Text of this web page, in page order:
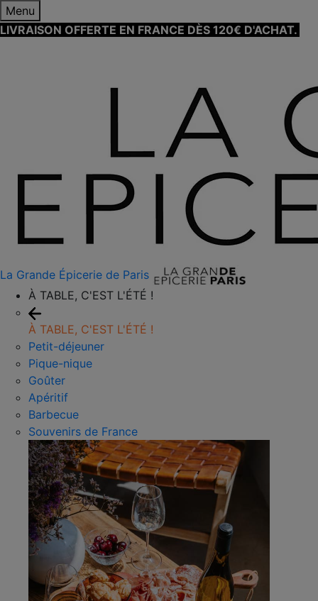
Menu
LIVRAISON OFFERTE EN FRANCE DÈS 120€ D'ACHAT.
La Grande Épicerie de Paris
À TABLE, C'EST L'ÉTÉ !
À TABLE, C'EST L'ÉTÉ !
Petit-déjeuner
Pique-nique
Goûter
Apéritif
Barbecue
Souvenirs de France